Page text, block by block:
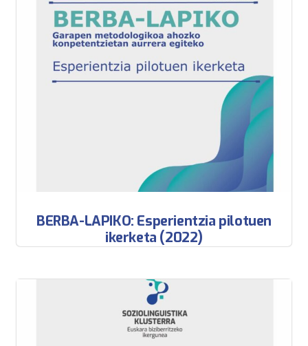
BERBA-LAPIKO: Esperientzia pilotuen
ikerketa (2022)